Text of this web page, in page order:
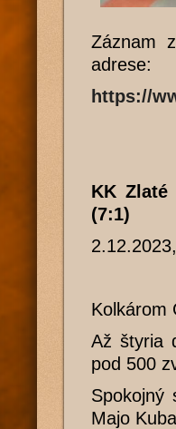
Záznam
adrese:
https://
KK
(7:1)
Kolkárom
Až štyria
pod 500
Spokojný
Majo